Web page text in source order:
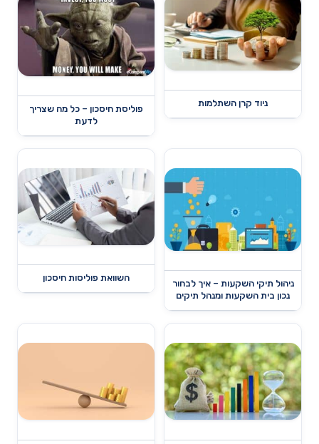
ניוד קרן השתלמות
פוליסת חיסכון – כל מה שצריך
לדעת
ניהול תיקי השקעות – איך לבחור
נכון בית השקעות ומנהל תיקים
השוואת פוליסות חיסכון